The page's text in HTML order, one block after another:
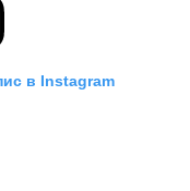
в Instagram